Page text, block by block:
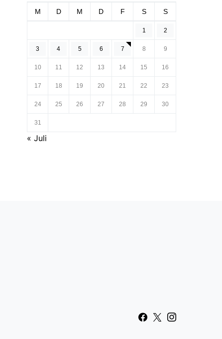
M D M D F S S
1 2
3 4 5 6 7 8 9
10 11 12 13 14 15 16
17 18 19 20 21 22 23
24 25 26 27 28 29 30
31
« Juli